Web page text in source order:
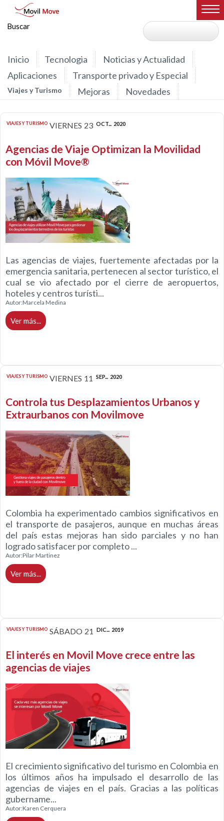
Inicio Tecnologia
Noticias y Actualidad
Aplicaciones
Transporte privado y Especial
Viajes y Turismo Mejoras Novedades
VIAJES Y TURISMO VIERNES 23 OCT... 2020
Agencias de Viaje Optimizan la Movilidad
con Móvil Move®
Las agencias de viajes, fuertemente afectadas por la
emergencia sanitaria, pertenecen al sector turístico, el
cual se vio afectado por el cierre de aeropuertos,
hoteles y centros turísti...
Autor:Marcela Medina
Ver más...
VIAJES Y TURISMO VIERNES 11 SEP... 2020
Controla tus Desplazamientos Urbanos y
Extraurbanos con Movilmove
Colombia ha experimentado cambios significativos en
el transporte de pasajeros, aunque en muchas áreas
del país estas mejoras han sido parciales y no han
logrado satisfacer por completo ...
Autor:Pilar Martinez
Ver más...
VIAJES Y TURISMO SÁBADO 21 DIC... 2019
El interés en Movil Move crece entre las
agencias de viajes
El crecimiento significativo del turismo en Colombia en
los últimos años ha impulsado el desarrollo de las
agencias de viajes en el país. Gracias a las políticas
gubername...
Autor:Karen Cerquera